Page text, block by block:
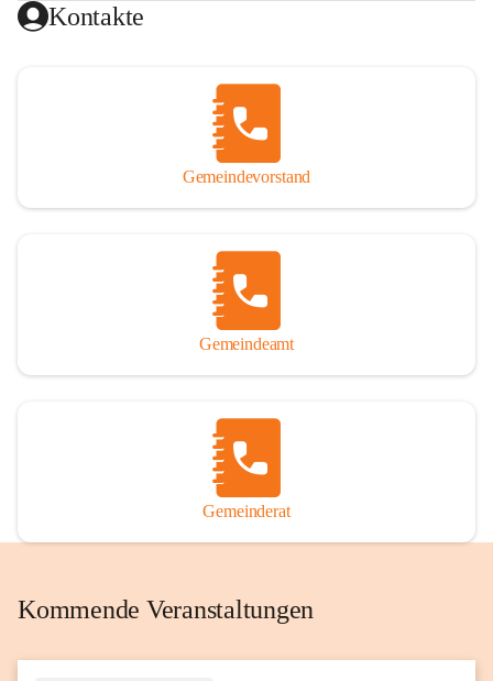
Kontakte
Gemeindevorstand
Gemeindeamt
Gemeinderat
Kommende Veranstaltungen